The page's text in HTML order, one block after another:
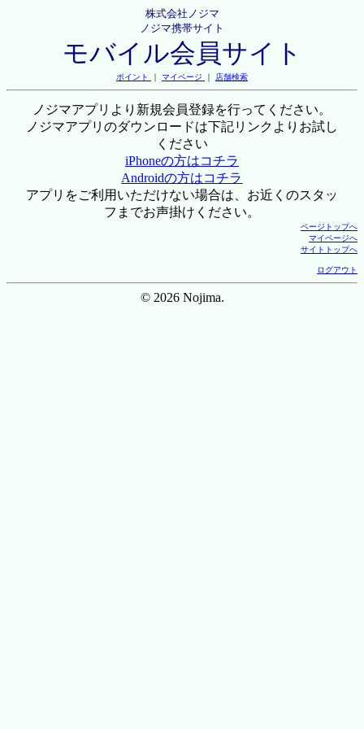
株式会社ノジマ
ノジマ携帯サイト
モバイル会員サイト
ポイント ｜ マイページ ｜ 店舗検索
ノジマアプリより新規会員登録を行ってください。
ノジマアプリのダウンロードは下記リンクよりお試し
ください
iPhoneの方はコチラ
Androidの方はコチラ
アプリをご利用いただけない場合は、お近くのスタッ
フまでお声掛けください。
ページトップへ
マイページへ
サイトトップへ
ログアウト
© 2026 Nojima.